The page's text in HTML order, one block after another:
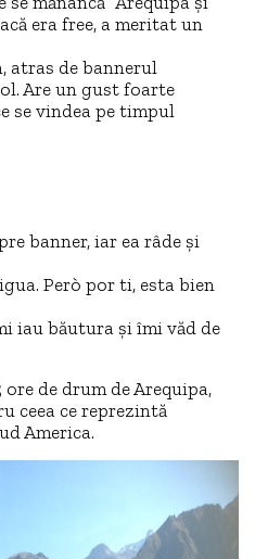
era free, a meritat un
atras de bannerul
Are un gust foarte
se vindea pe timpul
banner, iar ea râde și
Però por ti, esta bien
iau băutura și îmi văd de
de drum de Arequipa,
ceea ce reprezintă
America.